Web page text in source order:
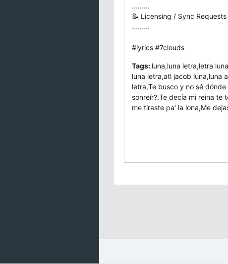
.........
📝 Licensing / Sync
.........
#lyrics #7clouds
Tags: luna,luna letra,letra
luna letra,atl jacob luna,luna
letra,Te busco y no sé
sonreír?,Te decía mi reina te
me tiraste pa' la lona,Me